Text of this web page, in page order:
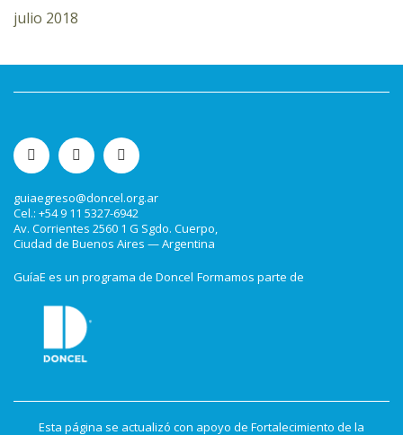
julio 2018
guiaegreso@doncel.org.ar
Cel.: +54 9 11 5327-6942
Av. Corrientes 2560 1 G Sgdo. Cuerpo,
Ciudad de Buenos Aires — Argentina
GuíaE es un programa de Doncel Formamos parte de
Esta página se actualizó con apoyo de Fortalecimiento de la